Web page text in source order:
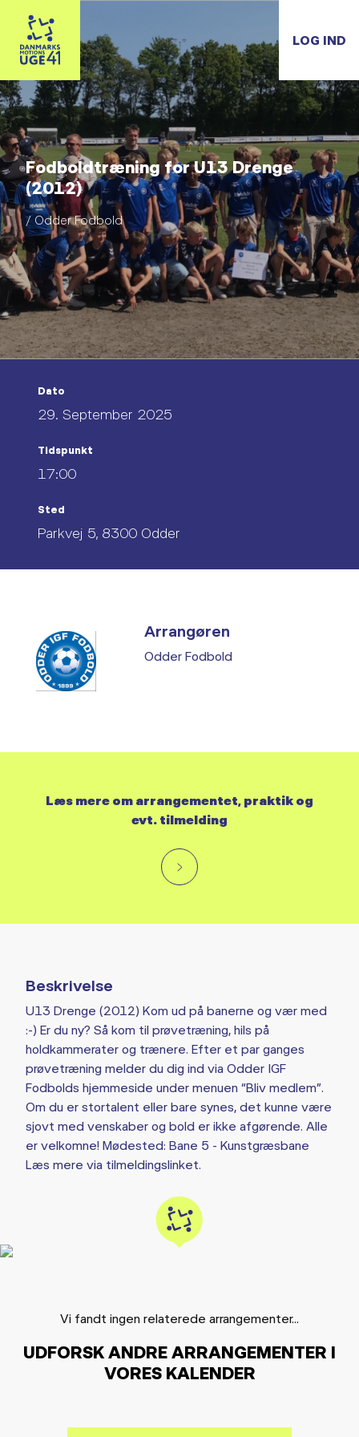
LOG IND
Fodboldtræning for U13 Drenge
(2012)
/ Odder Fodbold
Dato
29. September 2025
Tidspunkt
17:00
Sted
Parkvej 5, 8300 Odder
Beskrivelse
U13 Drenge (2012) Kom ud på banerne og vær med
:-) Er du ny? Så kom til prøvetræning, hils på
holdkammerater og trænere. Efter et par ganges
prøvetræning melder du dig ind via Odder IGF
Fodbolds hjemmeside under menuen “Bliv medlem”.
Om du er stortalent eller bare synes, det kunne være
sjovt med venskaber og bold er ikke afgørende. Alle
er velkomne! Mødested: Bane 5 - Kunstgræsbane
Læs mere via tilmeldingslinket.
Arrangøren
Odder Fodbold
Læs mere om arrangementet, praktik og
evt. tilmelding
Vi fandt ingen relaterede arrangementer...
UDFORSK ANDRE ARRANGEMENTER I
VORES KALENDER